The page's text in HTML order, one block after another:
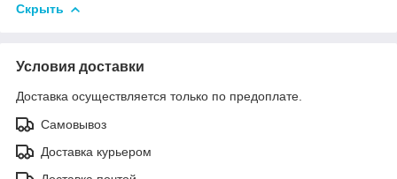
Скрыть
Условия доставки
Доставка осуществляется только по предоплате.
Самовывоз
Доставка курьером